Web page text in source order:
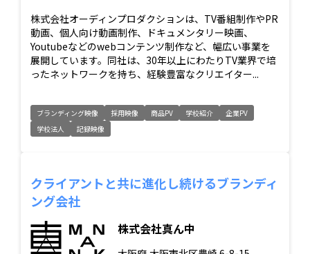
株式会社オーディンプロダクションは、TV番組制作やPR
動画、個人向け動画制作、ドキュメンタリー映画、
Youtubeなどのwebコンテンツ制作など、幅広い事業を
展開しています。同社は、30年以上にわたりTV業界で培
ったネットワークを持ち、経験豊富なクリエイター...
ブランディング映像 採用映像 商品PV 学校紹介
企業PV
学校法人
記録映像
クライアントと共に進化し続けるブランディ
ング会社
株式会社真ん中